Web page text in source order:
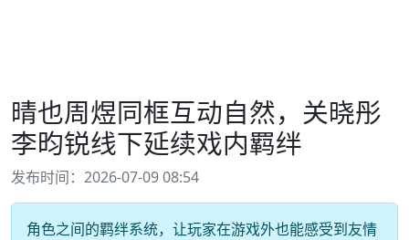
晴也周煜同框互动自然，关晓彤
李昀锐线下延续戏内羁绊
发布时间：2026-07-09 08:54
角色之间的羁绊系统，让玩家在游戏外也能感受到友情